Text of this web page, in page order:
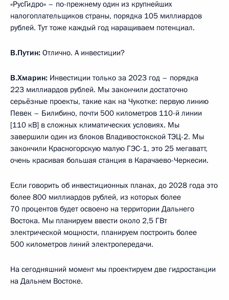
«РусГидро» – по-прежнему один из крупнейших
налогоплательщиков страны, порядка 105 миллиардов
рублей. Тут тоже каждый год наращиваем потенциал.
В.Путин: Отлично. А инвестиции?
В.Хмарин: Инвестиции только за 2023 год – порядка
223 миллиардов рублей. Мы закончили достаточно
серьёзные проекты, такие как на Чукотке: первую линию
Певек – Билибино, почти 500 километров 110-й линии
[110 кВ] в сложных климатических условиях. Мы
завершили один из блоков Владивостокской ТЭЦ-2. Мы
закончили Красногорскую малую ГЭС-1, это 25 мегаватт,
очень красивая большая станция в Карачаево-Черкесии.
Если говорить об инвестиционных планах, до 2028 года это
более 800 миллиардов рублей, из которых более
70 процентов будет освоено на территории Дальнего
Востока. Мы планируем ввести около 2,5 ГВт
электрической мощности, планируем построить более
500 километров линий электропередачи.
На сегодняшний момент мы проектируем две гидростанции
на Дальнем Востоке.